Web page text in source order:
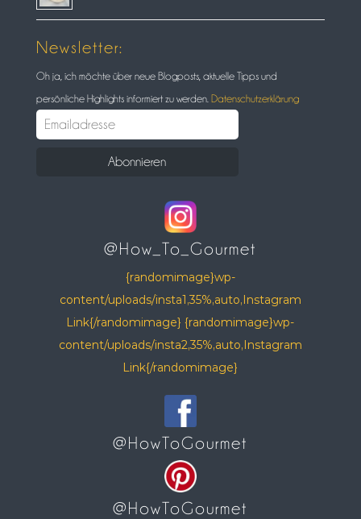
Newsletter:
Oh ja, ich möchte über neue Blogposts, aktuelle Tipps und
persönliche Highlights informiert zu werden. Datenschutzerklärung
@How_To_Gourmet
{randomimage}wp-
content/uploads/insta1,35%,auto,Instagram
Link{/randomimage} {randomimage}wp-
content/uploads/insta2,35%,auto,Instagram
Link{/randomimage}
@HowToGourmet
@HowToGourmet